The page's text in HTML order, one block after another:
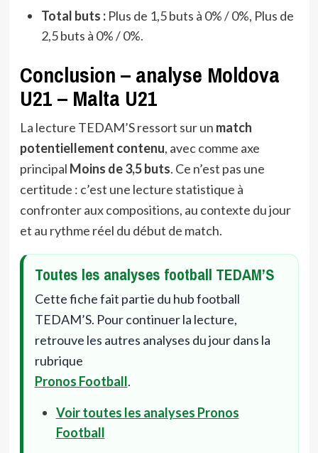
Total buts :Plus de 1,5 buts à 0% / 0%, Plus de
2,5 buts à 0% / 0%.
Conclusion – analyse Moldova
U21 – Malta U21
La lecture TEDAM’S ressort sur un match
potentiellement contenu, avec comme axe
principal Moins de 3,5 buts. Ce n’est pas une
certitude : c’est une lecture statistique à
confronter aux compositions, au contexte du jour
et au rythme réel du début de match.
Toutes les analyses football TEDAM’S
Cette fiche fait partie du hub football
TEDAM’S. Pour continuer la lecture,
retrouve les autres analyses du jour dans la
rubrique
Pronos Football.
Voir toutes les analyses Pronos
Football